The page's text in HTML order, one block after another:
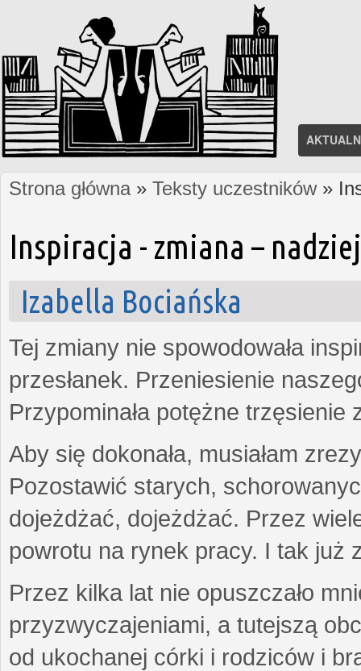
Jesteś tutaj
Strona główna» Teksty uczestników»
Inspiracja - zmiana –
Izabella Bociańska
Tej zmiany nie spowodowała
przesłanek. Przeniesienie
Przypominała potężne trzęsienie
Aby się dokonała, musiałam
Pozostawić starych,
dojeżdżać, dojeżdżać. Przez
powrotu na rynek pracy. I tak już
Przez kilka lat nie opuszczało
przyzwyczajeniami, a tutejszą
od ukochanej córki i rodziców i